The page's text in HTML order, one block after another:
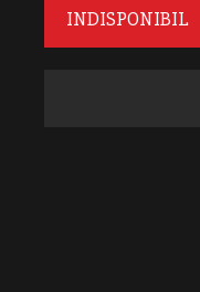
INDISPONIBIL